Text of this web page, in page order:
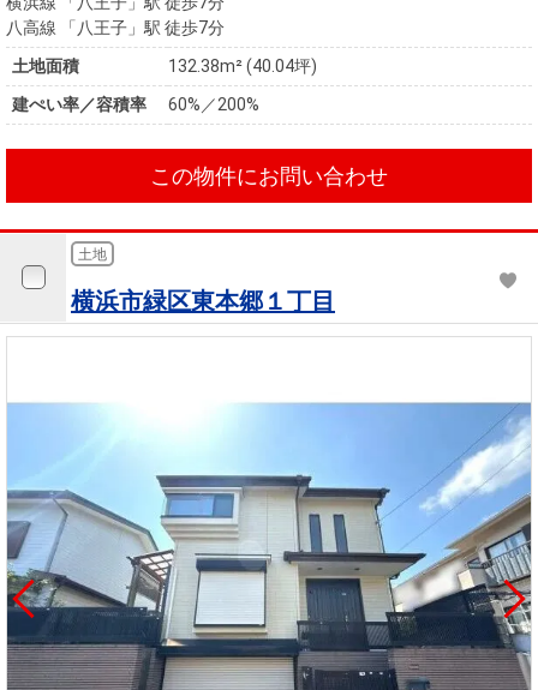
八高線 「八王子」駅 徒歩7分
土地面積
132.38m² (40.04坪)
建ぺい率／容積率
60%／200%
この物件にお問い合わせ
土地
横浜市緑区東本郷１丁目